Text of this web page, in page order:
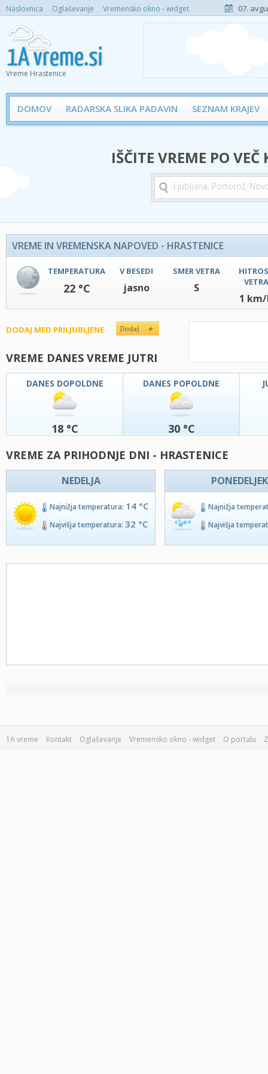
Naslovnica Oglaševanje Vremensko okno - widget 07.
Vreme Hrastenice
DOMOV RADARSKA SLIKA PADAVIN SEZNAM KRAJEV
IŠČITE VREME PO
VREME IN VREMENSKA NAPOVED - HRASTENICE
TEMPERATURA
22 °C
V BESEDI
jasno
SMER VETRA
S
VETRA
1
DODAJ MED PRILJUBLJENE
VREME DANES VREME JUTRI
DANES DOPOLDNE
18 °C
DANES POPOLDNE
30 °C
VREME ZA PRIHODNJE DNI - HRASTENICE
NEDELJA
Najnižja temperatura: 14 °C
Najvišja temperatura: 32 °C
PONEDELJEK
Najnižja
Najvišja
1A vreme Kontakt Oglaševanje Vremensko okno - widget O portalu